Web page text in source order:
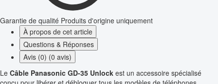
Garantie de qualité Produits d'origine uniquement
À propos de cet article
Questions & Réponses
Avis (0) (0 avis)
Le Câble Panasonic GD-35 Unlock est un accessoire spécialisé